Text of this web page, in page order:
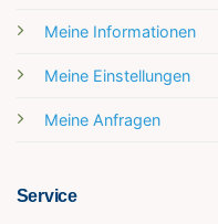
Meine Informationen
Meine Einstellungen
Meine Anfragen
Service